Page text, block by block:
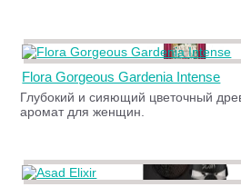
Flora Gorgeous Gardenia Intense
Глубокий и сияющий цветочный
аромат для женщин.